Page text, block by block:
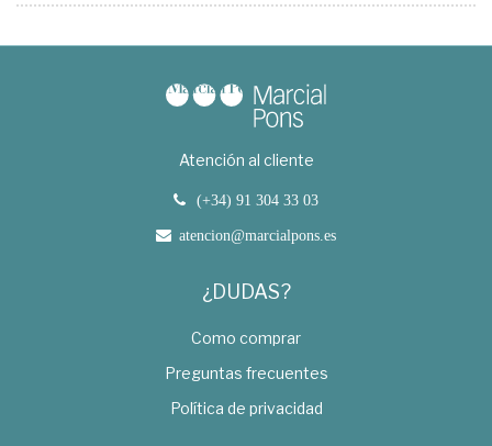
Atención al cliente
(+34) 91 304 33 03
atencion@marcialpons.es
¿DUDAS?
Como comprar
Preguntas frecuentes
Política de privacidad